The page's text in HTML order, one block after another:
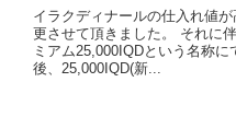
イラクディナールの仕入れ値
更させて頂きました。 それに
ミアム25,000IQDという名称
後、25,000IQD(新...